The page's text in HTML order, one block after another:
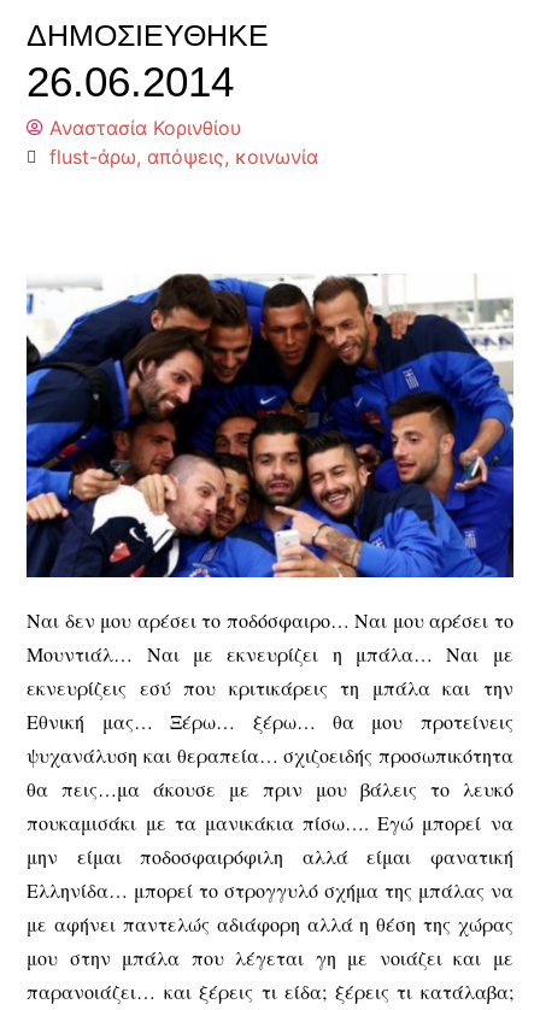
ΔΗΜΟΣΙΕΎΘΗΚΕ
26.06.2014
Αναστασία Κορινθίου
flust-άρω,απόψεις, κοινωνία
Ναι δεν μου αρέσει το ποδόσφαιρο… Ναι μου αρέσει το
Μουντιάλ… Ναι με εκνευρίζει η μπάλα… Ναι με
εκνευρίζεις εσύ που κριτικάρεις τη μπάλα και την
Εθνική μας… Ξέρω… ξέρω… θα μου προτείνεις
ψυχανάλυση και θεραπεία… σχιζοειδής προσωπικότητα
θα πεις…μα άκουσε με πριν μου βάλεις το λευκό
πουκαμισάκι με τα μανικάκια πίσω…. Εγώ μπορεί να
μην είμαι ποδοσφαιρόφιλη αλλά είμαι φανατική
Ελληνίδα… μπορεί το στρογγυλό σχήμα της μπάλας να
με αφήνει παντελώς αδιάφορη αλλά η θέση της χώρας
μου στην μπάλα που λέγεται γη με νοιάζει και με
παρανοιάζει… και ξέρεις τι είδα; ξέρεις τι κατάλαβα;